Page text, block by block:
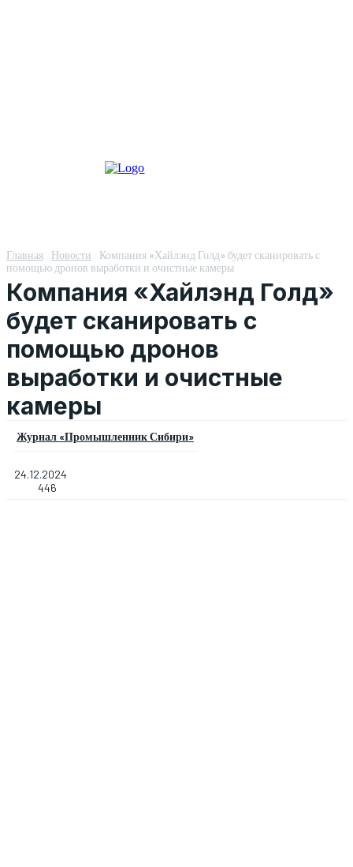
Главная Новости
Компания «Хайлэнд Голд» будет сканировать с
помощью дронов выработки и очистные камеры
Компания «Хайлэнд Голд»
будет сканировать с
помощью дронов
выработки и очистные
камеры
Журнал «Промышленник Сибири»
24.12.2024
446